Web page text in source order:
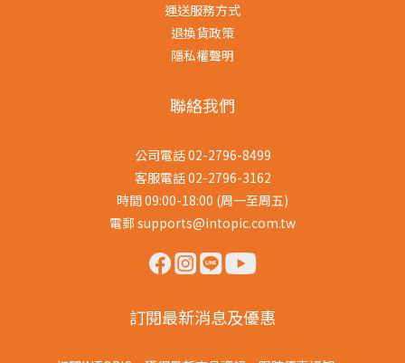
運送服務方式
退換貨政策
隱私權聲明
聯絡我們
公司電話 02-2796-8499
客服電話 02-2796-3162
時間 09:00-18:00 (周一至周五)
電郵 supports@intopic.com.tw
訂閱最新消息及優惠